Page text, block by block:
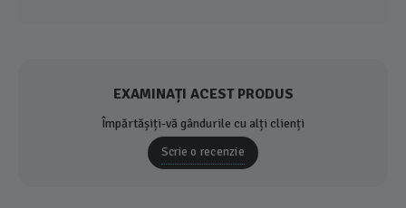
EXAMINAȚI ACEST PRODUS
Împărtășiți-vă gândurile cu alți clienți
Scrie o recenzie